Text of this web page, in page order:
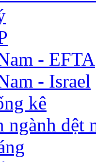
- EFTA
- Israel
kê
ngành dệt